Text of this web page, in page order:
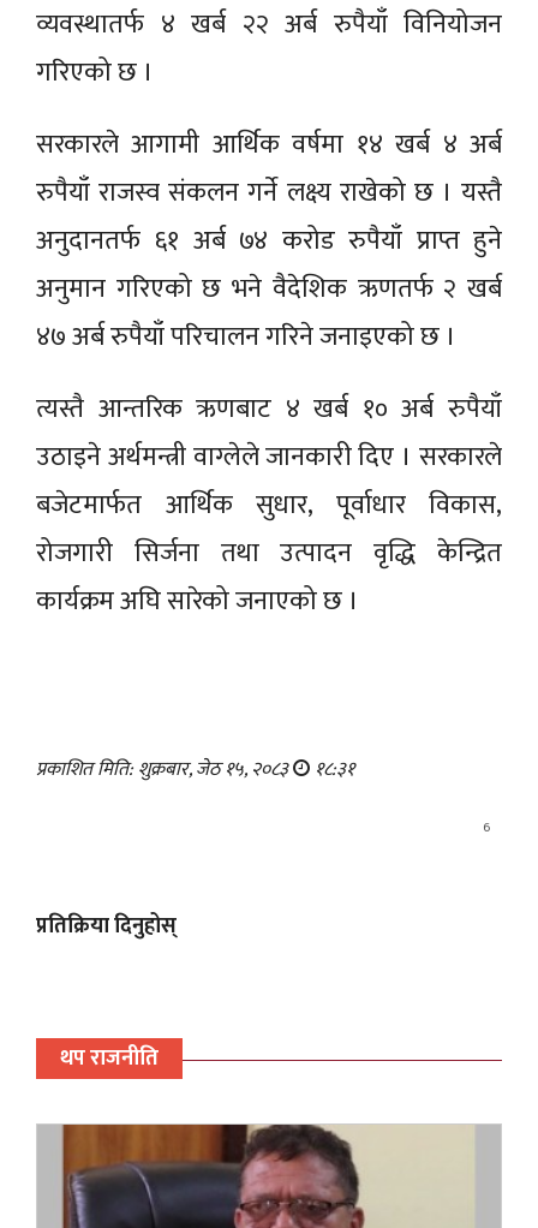
व्यवस्थातर्फ ४ खर्ब २२ अर्ब रुपैयाँ विनियोजन
गरिएको छ ।
सरकारले आगामी आर्थिक वर्षमा १४ खर्ब ४ अर्ब
रुपैयाँ राजस्व संकलन गर्ने लक्ष्य राखेको छ । यस्तै
अनुदानतर्फ ६१ अर्ब ७४ करोड रुपैयाँ प्राप्त हुने
अनुमान गरिएको छ भने वैदेशिक ऋणतर्फ २ खर्ब
४७ अर्ब रुपैयाँ परिचालन गरिने जनाइएको छ ।
त्यस्तै आन्तरिक ऋणबाट ४ खर्ब १० अर्ब रुपैयाँ
उठाइने अर्थमन्त्री वाग्लेले जानकारी दिए । सरकारले
बजेटमार्फत आर्थिक सुधार, पूर्वाधार विकास,
रोजगारी सिर्जना तथा उत्पादन वृद्धि केन्द्रित
कार्यक्रम अघि सारेको जनाएको छ ।
प्रकाशित मिति: शुक्रबार, जेठ १५, २०८३ १८:३१
6
प्रतिक्रिया दिनुहोस्
थप राजनीति